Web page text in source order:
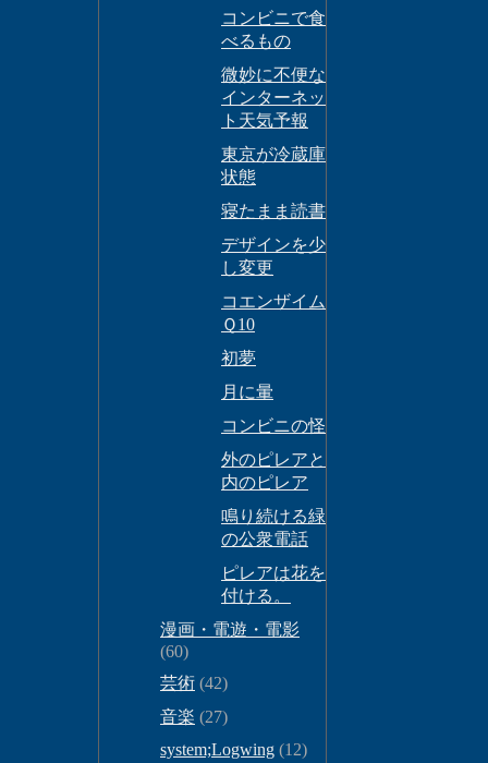
コンビニで食
べるもの
微妙に不便な
インターネッ
ト天気予報
東京が冷蔵庫
状態
寝たまま読書
デザインを少
し変更
コエンザイム
Ｑ10
初夢
月に暈
コンビニの怪
外のピレアと
内のピレア
鳴り続ける緑
の公衆電話
ピレアは花を
付ける。
漫画・電遊・電影
(60)
芸術 (42)
音楽 (27)
system;Logwing (12)